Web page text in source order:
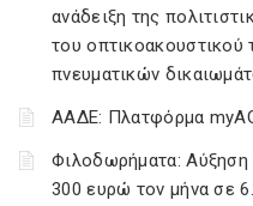
ανάδειξη της
του οπτικοακουστικού
πνευματικών
ΑΑΔΕ: Πλατφόρμα
Φιλοδωρήματα:
300 ευρώ τον μήνα σε